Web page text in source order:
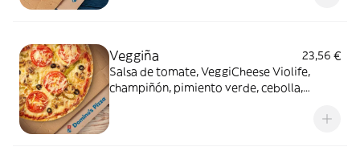
Veggiña
23,56 €
Salsa de tomate, VeggiCheese Violife,
champiñón, pimiento verde, cebolla,